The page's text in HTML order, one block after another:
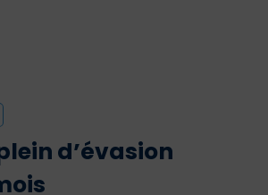
d’évasion